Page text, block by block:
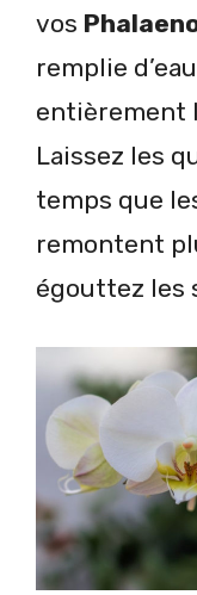
vos
remplie
entièrement
Laissez les
temps que
remontent
égouttez les